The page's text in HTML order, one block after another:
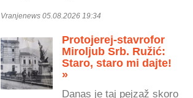
Vranjenews 05.08.2026 19:34
Protojerej-stavrofor
Miroljub Srb. Ružić:
Staro, staro mi dajte!
»
Danas je taj pejzaž skoro